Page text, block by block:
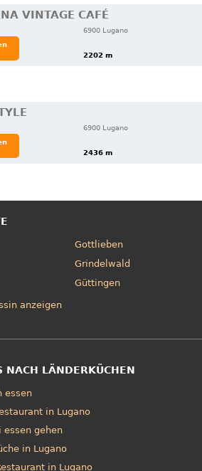
VINTAGE CAFÉ
6900 Lugano
2202 m
6900 Lugano
2436 m
Gottlieben
Grindelwald
Güttingen
anzeigen
NACH LÄNDERKÜCHEN
essen
in Lugano
essen gehen
in Lugano
in Lugano